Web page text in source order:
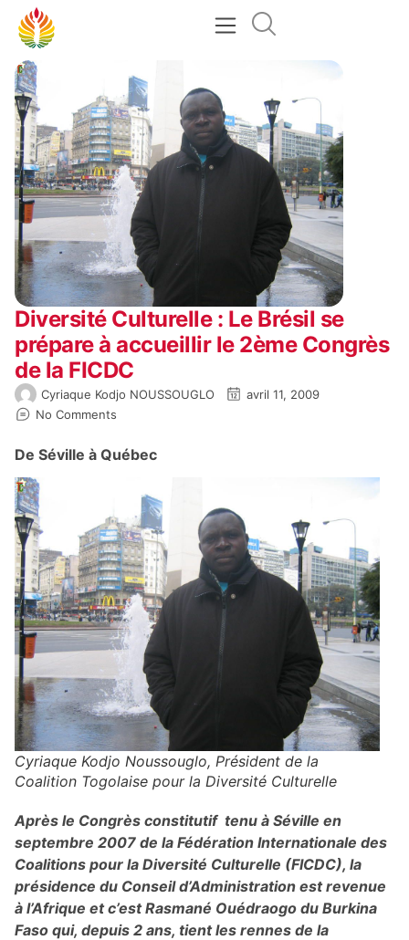
Diversité Culturelle : Le Brésil se
prépare à accueillir le 2ème Congrès
de la FICDC
Cyriaque Kodjo NOUSSOUGLO
avril 11, 2009
No Comments
De Séville à Québec
Cyriaque Kodjo Noussouglo, Président de la
Coalition Togolaise pour la Diversité Culturelle
Après le Congrès constitutif tenu à Séville en
septembre 2007 de la Fédération Internationale des
Coalitions pour la Diversité Culturelle (FICDC), la
présidence du Conseil d’Administration est revenue
à l’Afrique et c’est Rasmané Ouédraogo du Burkina
Faso qui, depuis 2 ans, tient les rennes de la